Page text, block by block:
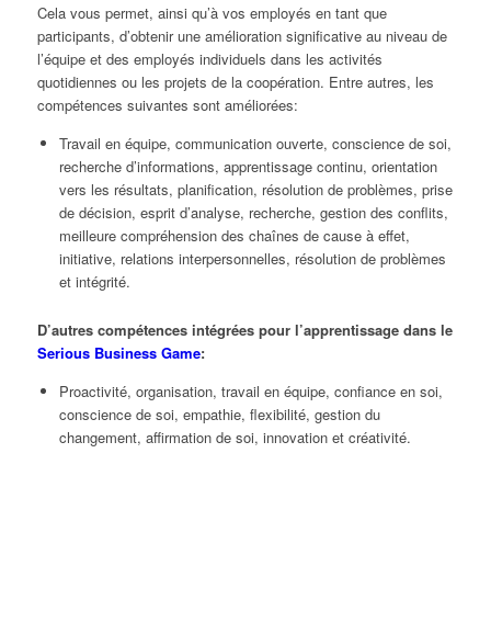
Cela vous permet, ainsi qu’à vos employés en tant que
participants, d’obtenir une amélioration significative au niveau de
l’équipe et des employés individuels dans les activités
quotidiennes ou les projets de la coopération. Entre autres, les
compétences suivantes sont améliorées:
Travail en équipe, communication ouverte, conscience de soi,
recherche d’informations, apprentissage continu, orientation
vers les résultats, planification, résolution de problèmes, prise
de décision, esprit d’analyse, recherche, gestion des conflits,
meilleure compréhension des chaînes de cause à effet,
initiative, relations interpersonnelles, résolution de problèmes
et intégrité.
D’autres compétences intégrées pour l’apprentissage dans le
Serious Business Game:
Proactivité, organisation, travail en équipe, confiance en soi,
conscience de soi, empathie, flexibilité, gestion du
changement, affirmation de soi, innovation et créativité.